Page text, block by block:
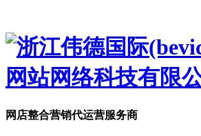
网店整合营销代运营服务商